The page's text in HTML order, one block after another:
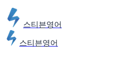
스티븐영어
스티븐영어